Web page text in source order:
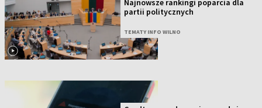
partii politycznych
TEMATY INFO WILNO